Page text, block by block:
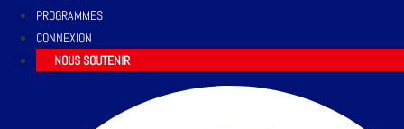
PROGRAMMES
CONNEXION
NOUS SOUTENIR